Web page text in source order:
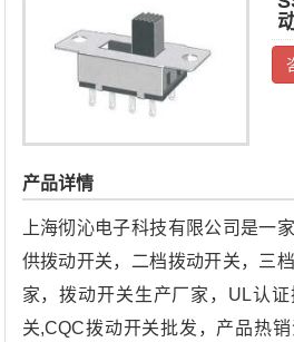
产品详情
上海彻沁电子科技有限公司是一
供拨动开关，二档拨动开关，三
家，拨动开关生产厂家，UL认
关,CQC拨动开关批发，产品热